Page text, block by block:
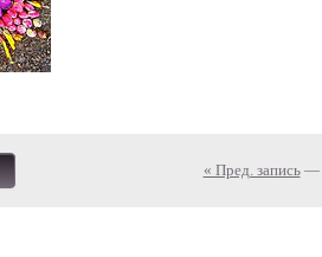
« Пред. запись—